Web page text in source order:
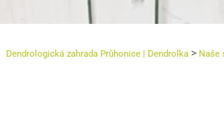
Dendrologická zahrada Průhonice | Dendrolka > Naše